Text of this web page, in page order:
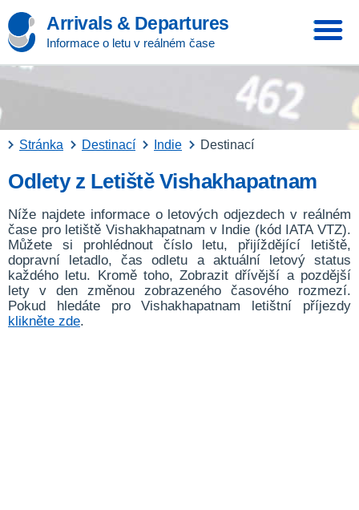
Arrivals & Departures
Informace o letu v reálném čase
Stránka Destinací Indie Destinací
Odlety z Letiště Vishakhapatnam
Níže najdete informace o letových odjezdech v reálném
čase pro letiště Vishakhapatnam v Indie (kód IATA VTZ).
Můžete si prohlédnout číslo letu, přijíždějící letiště,
dopravní letadlo, čas odletu a aktuální letový status
každého letu. Kromě toho, Zobrazit dřívější a pozdější
lety v den změnou zobrazeného časového rozmezí.
Pokud hledáte pro Vishakhapatnam letištní příjezdy
klikněte zde.